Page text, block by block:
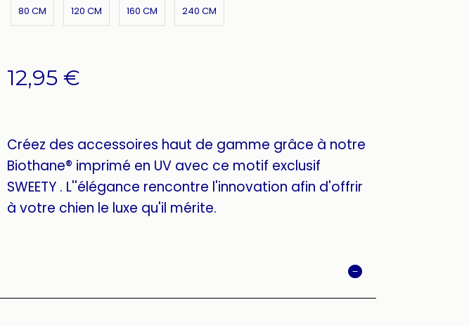
80 CM 120 CM 160 CM 240 CM
12,95 €
Créez des accessoires haut de gamme grâce à notre
Biothane® imprimé en UV avec ce motif exclusif
SWEETY . L''élégance rencontre l'innovation afin d'offrir
à votre chien le luxe qu'il mérite.